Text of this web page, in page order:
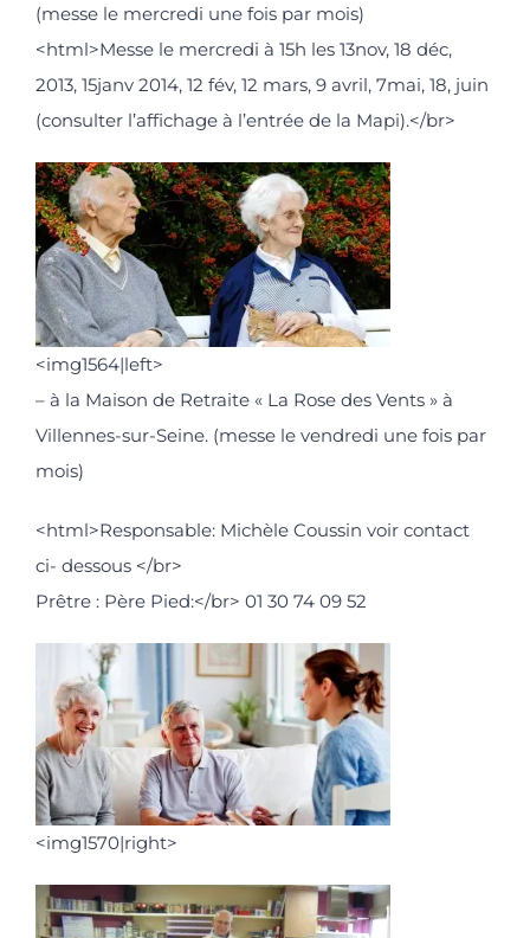
(messe le mercredi une fois par mois)
<html>Messe le mercredi à 15h les 13nov, 18 déc,
2013, 15janv 2014, 12 fév, 12 mars, 9 avril, 7mai, 18, juin
(consulter l’affichage à l’entrée de la Mapi).</br>
<img1564|left>
– à la Maison de Retraite « La Rose des Vents » à
Villennes-sur-Seine. (messe le vendredi une fois par
mois)
<html>Responsable: Michèle Coussin voir contact
ci- dessous </br>
Prêtre : Père Pied:</br> 01 30 74 09 52
<img1570|right>